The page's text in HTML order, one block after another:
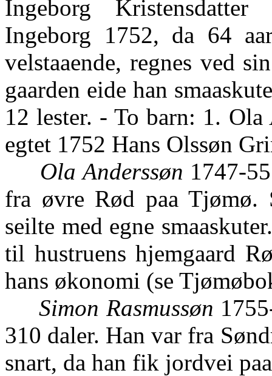
Ingeborg
Ingeborg 1752, da 64
velstaaende, regnes ved
gaarden eide han
12 lester. - To barn: 1. Ola
egtet 1752 Hans Olssøn
Ola Anderssøn 1747-
fra øvre Rød paa
seilte med egne
til hustruens hjemgaard
hans økonomi (se
Simon Rasmussøn
310 daler. Han var fra
snart, da han fik jordvei